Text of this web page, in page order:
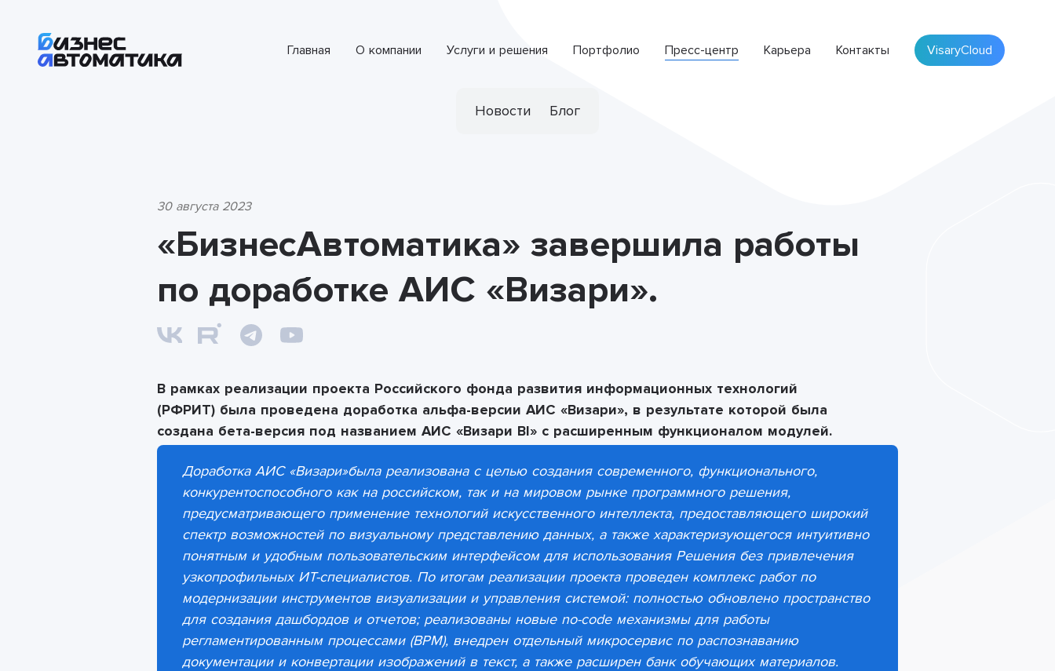
Главная О компании Услуги и решения Портфолио Пресс-центр Карьера Контакты VisaryCloud
Новости Блог
30 августа 2023
«БизнесАвтоматика» завершила работы
по доработке АИС «Визари».
В рамках реализации проекта Российского фонда развития информационных технологий
(РФРИТ) была проведена доработка альфа-версии АИС «Визари», в результате которой была
создана бета-версия под названием АИС «Визари BI» с расширенным функционалом модулей.
Доработка АИС «Визари»была реализована с целью создания современного, функционального,
конкурентоспособного как на российском, так и на мировом рынке программного решения,
предусматривающего применение технологий искусственного интеллекта, предоставляющего широкий
спектр возможностей по визуальному представлению данных, а также характеризующегося интуитивно
понятным и удобным пользовательским интерфейсом для использования Решения без привлечения
узкопрофильных ИТ-специалистов. По итогам реализации проекта проведен комплекс работ по
модернизации инструментов визуализации и управления системой: полностью обновлено пространство
для создания дашбордов и отчетов; реализованы новые no-code механизмы для работы
регламентированным процессами (BPM), внедрен отдельный микросервис по распознаванию
документации и конвертации изображений в текст, а также расширен банк обучающих материалов.